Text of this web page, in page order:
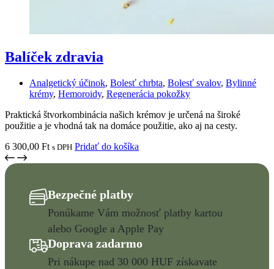
Balíček zdravia
Analgetický účinok, Bolesť chrbta, Bolesť svalov, Bylinné
krémy, Hemoroidy, Regenerácia pokožky
Praktická štvorkombinácia našich krémov je určená na široké
použitie a je vhodná tak na domáce použitie, ako aj na cesty.
6 300,00 Ft s DPH Pridať do košíka
Bezpečné platby
Ponúkame Vám možnosť platby kartou
alebo Google a Apple Pay
Doprava zadarmo
Pri nákupe nad 30 000 HUF získavate